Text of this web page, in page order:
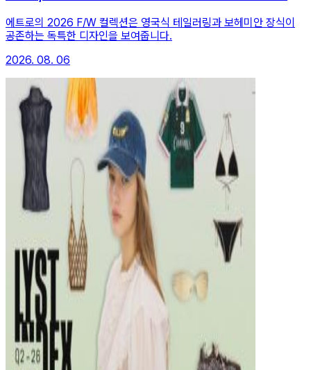
에트로의 2026 F/W 컬렉션은 영국식 테일러링과 보헤미안 장식이
공존하는 독특한 디자인을 보여줍니다.
2026. 08. 06